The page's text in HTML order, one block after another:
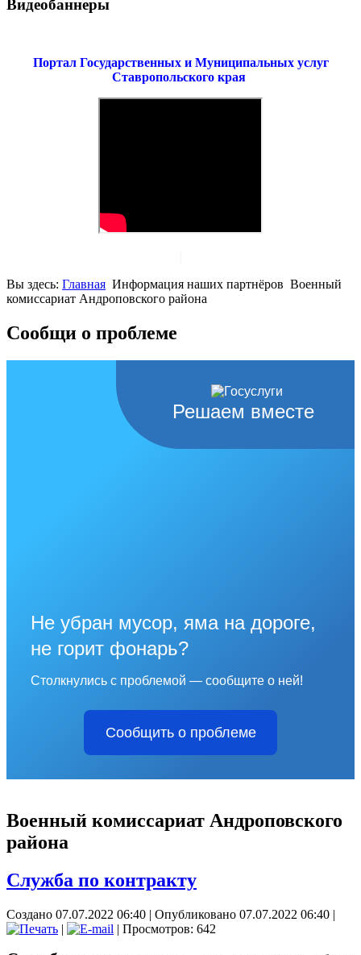
Видеобаннеры
Портал Государственных и Муниципальных услуг
Ставропольского края
Вы здесь: Главная Информация наших партнёров Военный
комиссариат Андроповского района
Сообщи о проблеме
Решаем вместе
Не убран мусор, яма на дороге,
не горит фонарь?
Столкнулись с проблемой — сообщите о ней!
Сообщить о проблеме
Военный комиссариат Андроповского
района
Служба по контракту
Создано 07.07.2022 06:40 | Опубликовано 07.07.2022 06:40 |
|
| Просмотров: 642